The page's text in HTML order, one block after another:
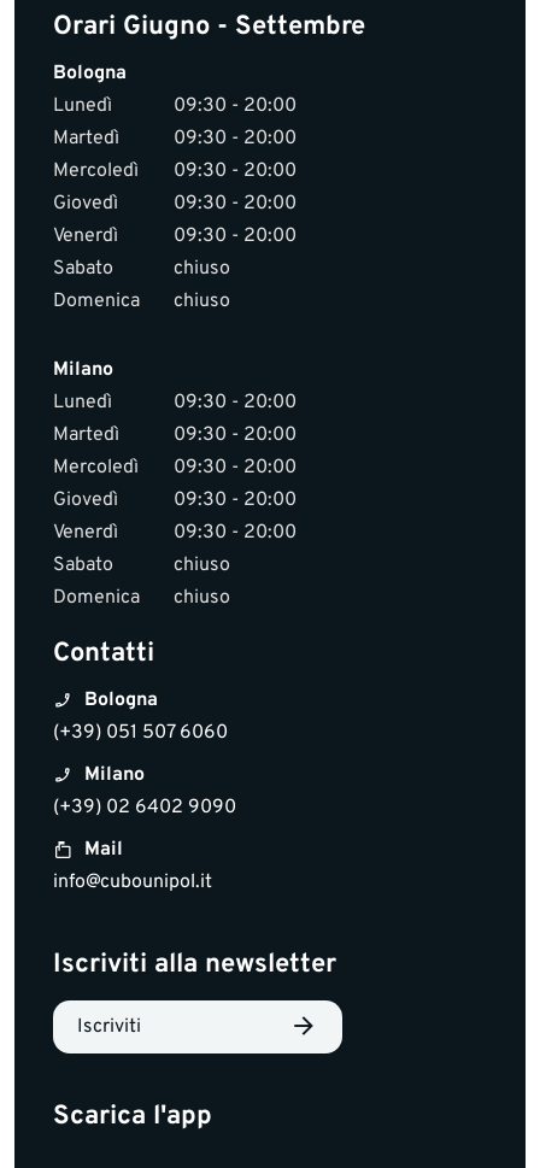
Orari Giugno - Settembre
Bologna
Lunedì
09:30 - 20:00
Martedì
09:30 - 20:00
Mercoledì
09:30 - 20:00
Giovedì
09:30 - 20:00
Venerdì
09:30 - 20:00
Sabato
chiuso
Domenica
chiuso
Milano
Lunedì
09:30 - 20:00
Martedì
09:30 - 20:00
Mercoledì
09:30 - 20:00
Giovedì
09:30 - 20:00
Venerdì
09:30 - 20:00
Sabato
chiuso
Domenica
chiuso
Contatti
Bologna
(+39) 051 507 6060
Milano
(+39) 02 6402 9090
Mail
info@cubounipol.it
Iscriviti alla newsletter
Iscriviti
Scarica l'app